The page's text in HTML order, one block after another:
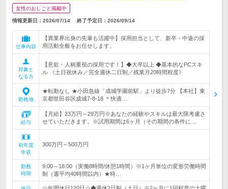
女性のおしごと掲載中
情報更新日：2026/07/14 終了予定日： 2026/09/14
仕事内容
【異業界出身の先輩も活躍中】採用担当として、新卒・中途の採
用活動全般をお任せします。
対象と
なる方
【意欲・人柄重視の採用です！】◆大卒以上 ◆基本的なPCスキ
ル 《土日祝休み／完全週休二日制／残業月20時間程度》
勤務地
★転勤なし ★小田急線「成城学園前駅」より徒歩7分 【本社】東
京都世田谷区成城7-8-18 ＊快適…
給与
【月給】23万円～29万円※あなたの経験やスキルは最大限考慮さ
せていただきます。※試用期間は6ヶ月（その期間の条件に…
初年度
年収
300万円～500万円
勤務
時間
9:00～18:00（実働8時間/休憩1時間）※1ヶ月単位の変形労働時間
制（週平均40時間以内）★時…